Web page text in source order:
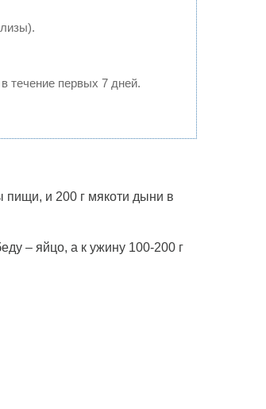
течение первых 7 дней.
пищи, и 200 г мякоти дыни в
– яйцо, а к ужину 100-200 г